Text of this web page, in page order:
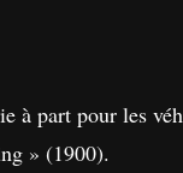
à part pour les
» (1900).